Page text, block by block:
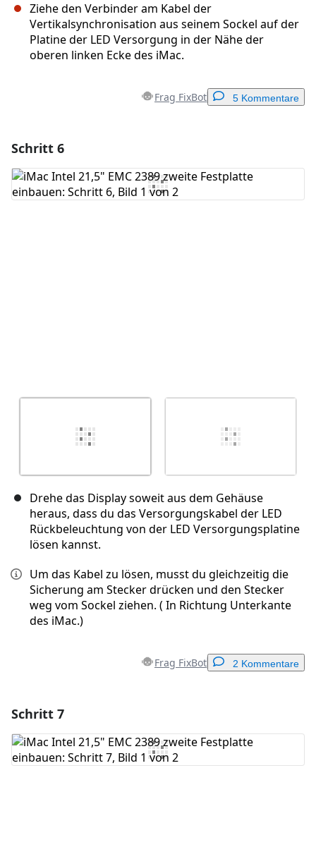
Ziehe den Verbinder am Kabel der
Vertikalsynchronisation aus seinem Sockel auf der
Platine der LED Versorgung in der Nähe der
oberen linken Ecke des iMac.
Frag FixBot 5 Kommentare
Kommentar hinzufügen
Schritt 6
Drehe das Display soweit aus dem Gehäuse
heraus, dass du das Versorgungskabel der LED
Rückbeleuchtung von der LED Versorgungsplatine
lösen kannst.
Um das Kabel zu lösen, musst du gleichzeitig die
Sicherung am Stecker drücken und den Stecker
weg vom Sockel ziehen. ( In Richtung Unterkante
des iMac.)
Frag FixBot 2 Kommentare
Kommentar hinzufügen
Schritt 7